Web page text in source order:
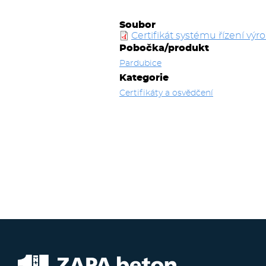
Soubor
Certifikát systému řízení
Pobočka/produkt
Pardubice
Kategorie
Certifikáty a osvědčení